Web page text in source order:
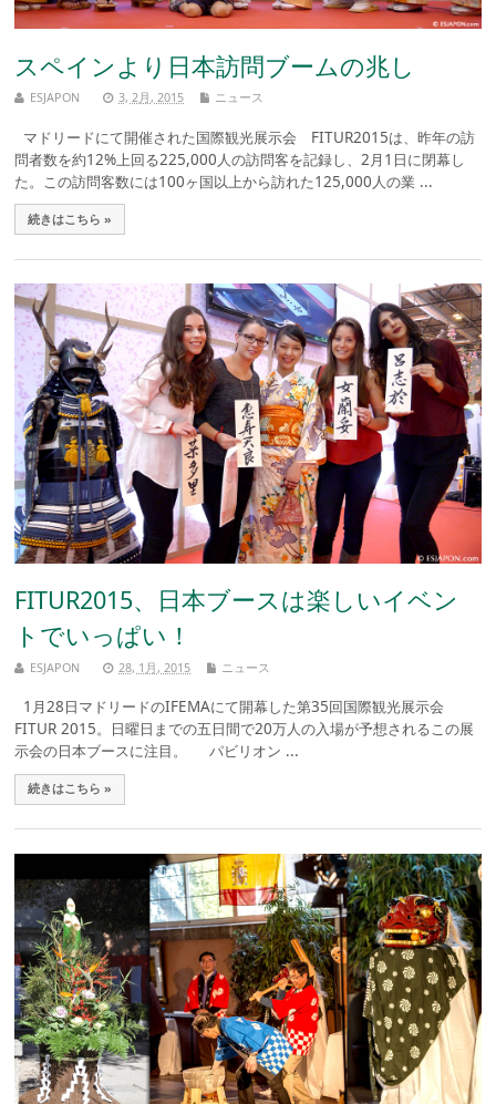
スペインより日本訪問ブームの兆し
ESJAPON 3, 2月, 2015 ニュース
マドリードにて開催された国際観光展示会 FITUR2015は、昨年の訪
問者数を約12%上回る225,000人の訪問客を記録し、2月1日に閉幕し
た。この訪問客数には100ヶ国以上から訪れた125,000人の業 ...
続きはこちら »
FITUR2015、日本ブースは楽しいイベン
トでいっぱい！
ESJAPON 28, 1月, 2015 ニュース
1月28日マドリードのIFEMAにて開幕した第35回国際観光展示会
FITUR 2015。日曜日までの五日間で20万人の入場が予想されるこの展
示会の日本ブースに注目。 パビリオン ...
続きはこちら »